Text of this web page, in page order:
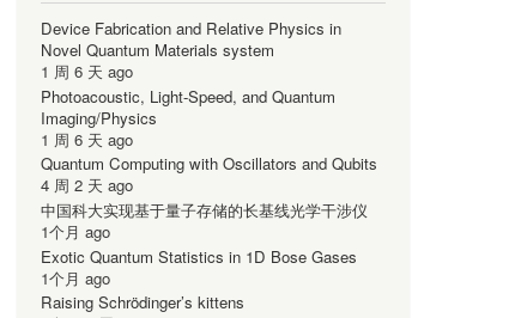
Device Fabrication and Relative Physics in
Novel Quantum Materials system
1 周 6 天 ago
Photoacoustic, Light-Speed, and Quantum
Imaging/Physics
1 周 6 天 ago
Quantum Computing with Oscillators and Qubits
4 周 2 天 ago
中国科大实现基于量子存储的长基线光学干涉仪
1个月 ago
Exotic Quantum Statistics in 1D Bose Gases
1个月 ago
Raising Schrödinger’s kittens